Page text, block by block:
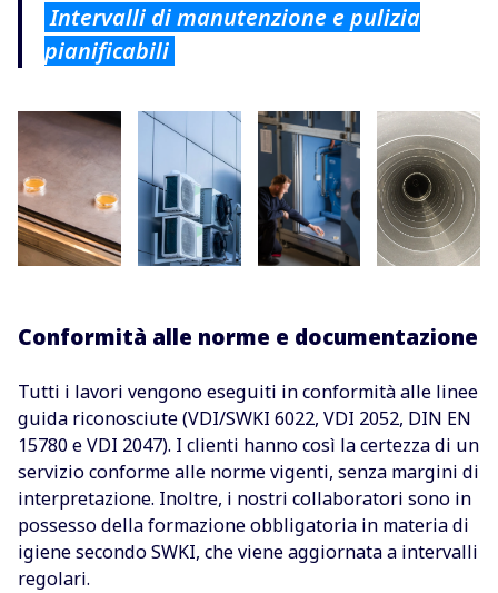
Intervalli di manutenzione e pulizia
pianificabili
Conformità alle norme e documentazione
Tutti i lavori vengono eseguiti in conformità alle linee
guida riconosciute (VDI/SWKI 6022, VDI 2052, DIN EN
15780 e VDI 2047). I clienti hanno così la certezza di un
servizio conforme alle norme vigenti, senza margini di
interpretazione. Inoltre, i nostri collaboratori sono in
possesso della formazione obbligatoria in materia di
igiene secondo SWKI, che viene aggiornata a intervalli
regolari.